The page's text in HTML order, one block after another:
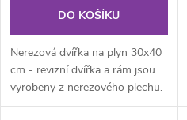
DO KOŠÍKU
Nerezová dvířka na plyn 30x40
cm - revizní dvířka a rám jsou
vyrobeny z nerezového plechu.
Rám z jednoho kusu...